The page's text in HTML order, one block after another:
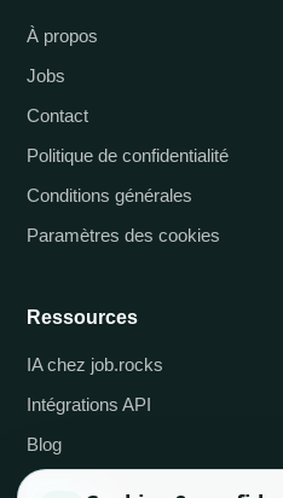
À propos
Jobs
Contact
Politique de confidentialité
Conditions générales
Paramètres des cookies
Ressources
IA chez job.rocks
Intégrations API
Blog